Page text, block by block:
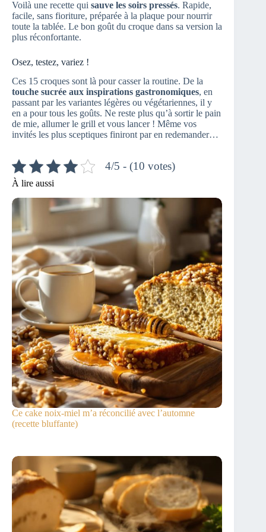
Voilà une recette qui sauve les soirs pressés. Rapide,
facile, sans fioriture, préparée à la plaque pour nourrir
toute la tablée. Le bon goût du croque dans sa version la
plus réconfortante.
Osez, testez, variez !
Ces 15 croques sont là pour casser la routine. De la
touche sucrée aux inspirations gastronomiques, en
passant par les variantes légères ou végétariennes, il y
en a pour tous les goûts. Ne reste plus qu’à sortir le pain
de mie, allumer le grill et vous lancer ! Même vos
invités les plus sceptiques finiront par en redemander…
4/5 - (10 votes)
À lire aussi
Ce cake noix-miel m’a réconcilié avec l’automne
(recette bluffante)